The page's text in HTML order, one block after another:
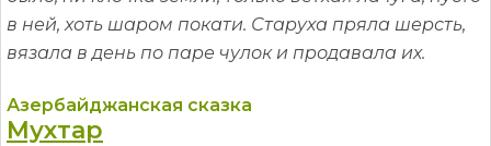
в ней, хоть шаром покати. Старуха пряла шерсть,
вязала в день по паре чулок и продавала их.
Азербайджанская сказка
Мухтар